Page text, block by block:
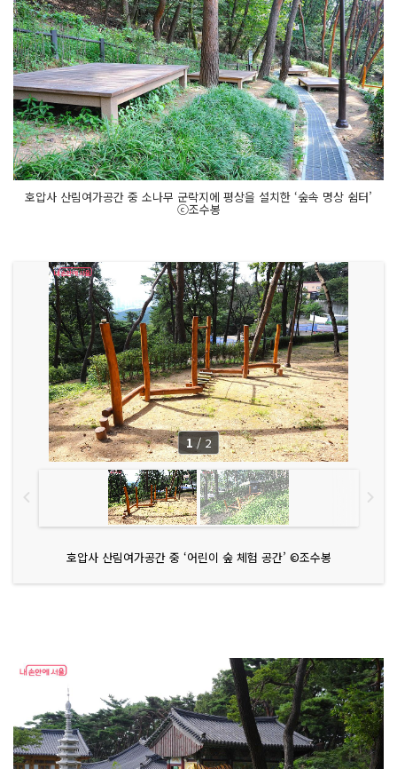
호압사 산림여가공간 중 소나무 군락지에 평상을 설치한 ‘숲속 명상 쉼터’
ⓒ조수봉
호압사 산림여가공간 중 ‘어린이 숲 체험 공간’ ©조수봉
1 / 2